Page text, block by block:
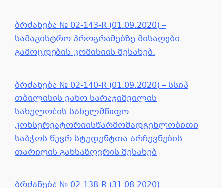
ბრძანება № 02-143-R (01.09.2020) –
სამაგისტრო პროგრამებზე მისაღები
გამოცდების კომისიის შესახებ.
ბრძანება № 02-140-R (01.09.2020) – სსიპ
თბილისის ვანო სარაჯიშვილის
სახელობის სახელმწიფო
კონსერვატორიისწარმომადგენლობითი
საბჭოს წევრ სტუდენტთა არჩევნების
თარიღის განსაზღვრის შესახებ
ბრძანება № 02-138-R (31.08.2020) –